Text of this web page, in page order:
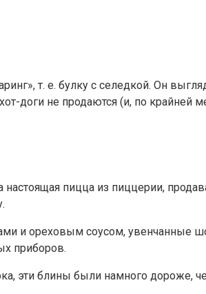
т. е. булку с селедкой. Он
доги не продаются (и, по крайней
пицца из пиццерии,
и ореховым соусом, увенчанные
приборов.
эти блины были намного дороже,